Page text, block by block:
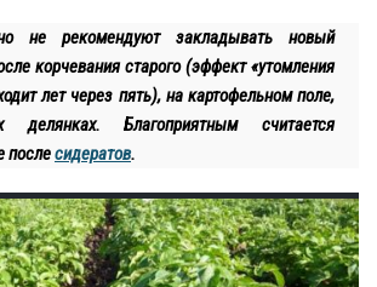
не рекомендуют закладывать новый
корчевания старого (эффект «утомления
лет через пять), на картофельном поле,
делянках. Благоприятным считается
послесидератов.